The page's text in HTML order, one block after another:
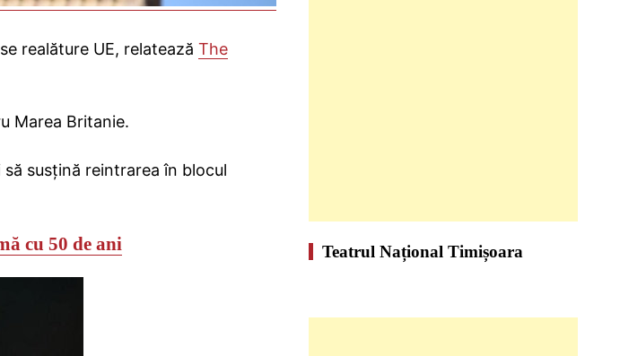
realăture UE, relatează The
Marea Britanie.
susțină reintrarea în blocul
cu 50 de ani Teatrul Național Timișoara